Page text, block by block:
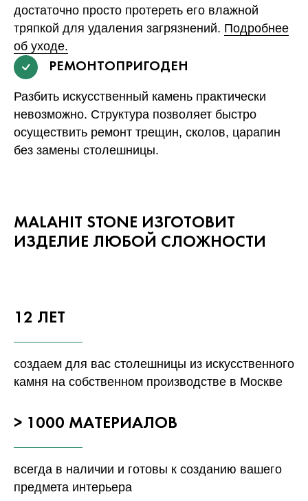
достаточно просто протереть его влажной
тряпкой для удаления загрязнений. Подробнее
об уходе.
РЕМОНТОПРИГОДЕН
Разбить искусственный камень практически
невозможно. Структура позволяет быстро
осуществить ремонт трещин, сколов, царапин
без замены столешницы.
MALAHIT STONE ИЗГОТОВИТ
ИЗДЕЛИЕ ЛЮБОЙ СЛОЖНОСТИ
12 ЛЕТ
создаем для вас столешницы из искусственного
камня на собственном производстве в Москве
> 1000 МАТЕРИАЛОВ
всегда в наличии и готовы к созданию вашего
предмета интерьера